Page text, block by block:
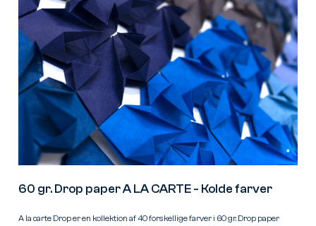
60 gr. Drop paper A LA CARTE - Kolde farver
A la carte Drop er en kollektion af 40 forskellige farver i 60 gr. Drop paper